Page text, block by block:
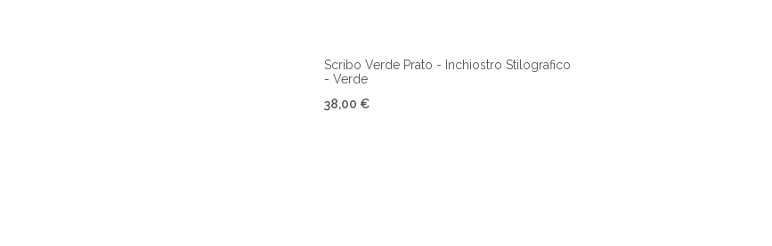
Scribo Verde Prato - Inchiostro Stilografico
- Verde
38,00 €